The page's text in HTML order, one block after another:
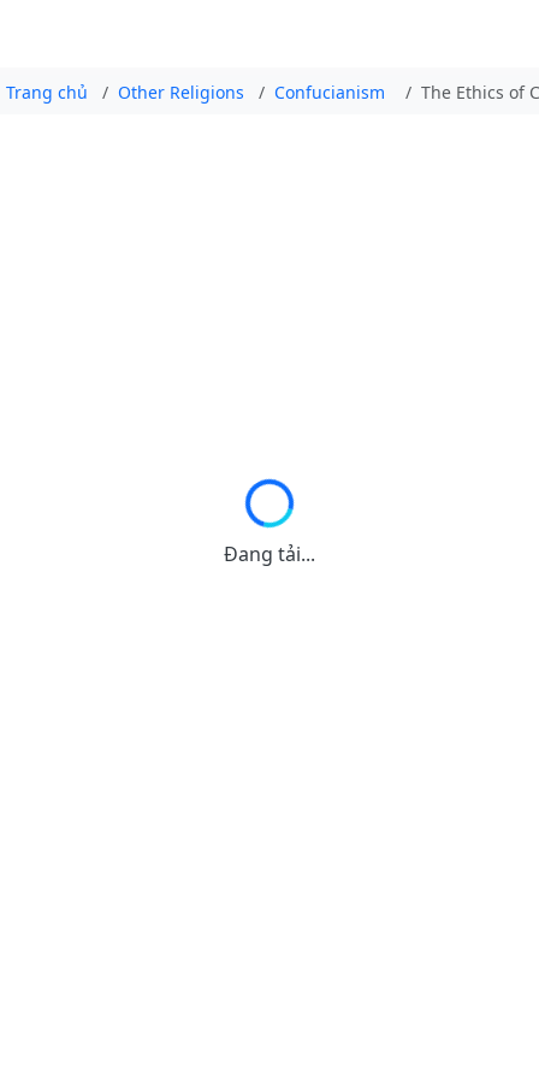
Trang chủ Other Religions Confucianism The Ethics of
Đang tải...